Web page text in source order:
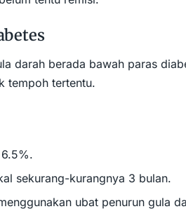
darah berada bawah paras
tempoh tertentu.
sekurang-kurangnya 3 bulan.
ubat penurun gula